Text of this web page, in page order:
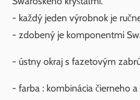
- každý jeden výrobnok je
- zdobený je komponentmi
- ústny okraj s fazetovým
- farba : kombinácia čierneho